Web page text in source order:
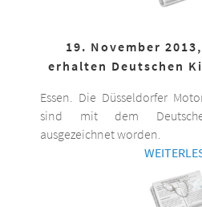
19. November
erhalten Deutschen
Essen. Die Düsseldorfer
sind mit dem
ausgezeichnet worden.